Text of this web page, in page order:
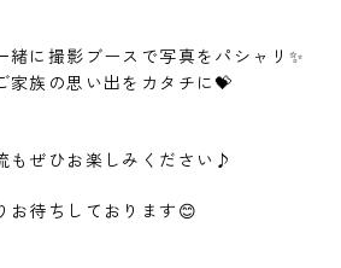
緒に撮影ブースで写真をパシャリ✨
家族の思い出をカタチに💝
もぜひお楽しみください♪
お待ちしております😊